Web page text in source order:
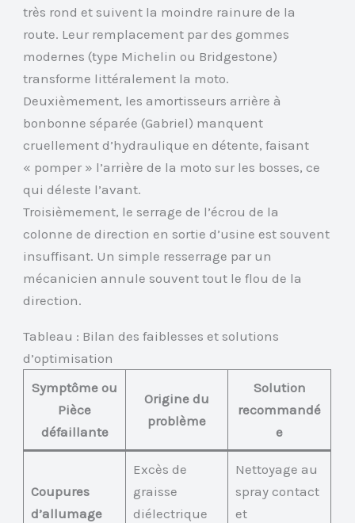
très rond et suivent la moindre rainure de la
route. Leur remplacement par des gommes
modernes (type Michelin ou Bridgestone)
transforme littéralement la moto.
Deuxièmement, les amortisseurs arrière à
bonbonne séparée (Gabriel) manquent
cruellement d’hydraulique en détente, faisant
« pomper » l’arrière de la moto sur les bosses, ce
qui déleste l’avant.
Troisièmement, le serrage de l’écrou de la
colonne de direction en sortie d’usine est souvent
insuffisant. Un simple resserrage par un
mécanicien annule souvent tout le flou de la
direction.
Tableau : Bilan des faiblesses et solutions
d’optimisation
Symptôme ou
Pièce
défaillante
Origine du
problème
Solution
recommandé
e
Coupures
d’allumage
Excès de
graisse
diélectrique
Nettoyage au
spray contact
et